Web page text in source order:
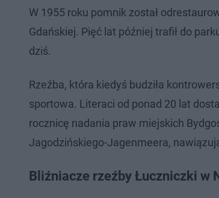
W 1955 roku pomnik został
Gdańskiej. Pięć lat później trafił do
dziś.
Rzeźba, która kiedyś budziła
sportowa. Literaci od ponad 20 lat
rocznicę nadania praw miejskich
Jagodzińskiego-Jagenmeera,
Bliźniacze rzeźby Łuczniczki w